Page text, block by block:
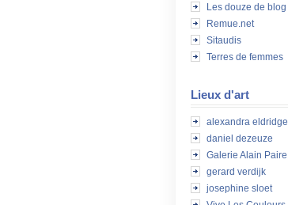
Les douze de blog
Remue.net
Sitaudis
Terres de femmes
Lieux d'art
alexandra eldridge
daniel dezeuze
Galerie Alain Paire
gerard verdijk
josephine sloet